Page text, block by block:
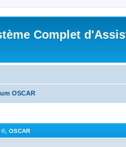
Complet
OSCAR
©, OSCAR